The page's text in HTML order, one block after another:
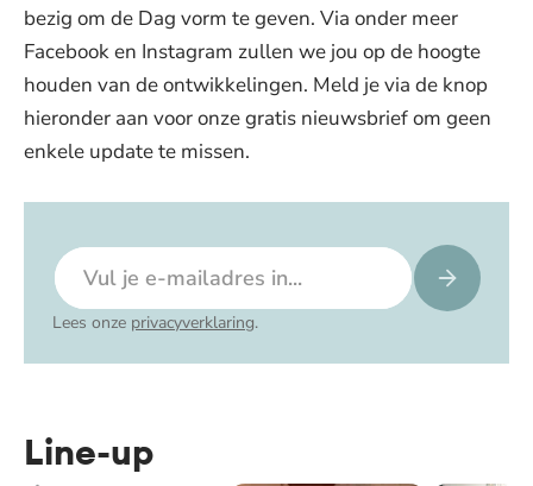
bezig om de Dag vorm te geven. Via onder meer
Facebook en Instagram zullen we jou op de hoogte
houden van de ontwikkelingen. Meld je via de knop
hieronder aan voor onze gratis nieuwsbrief om geen
enkele update te missen.
E-mailadres
Lees onze privacyverklaring.
Line-up